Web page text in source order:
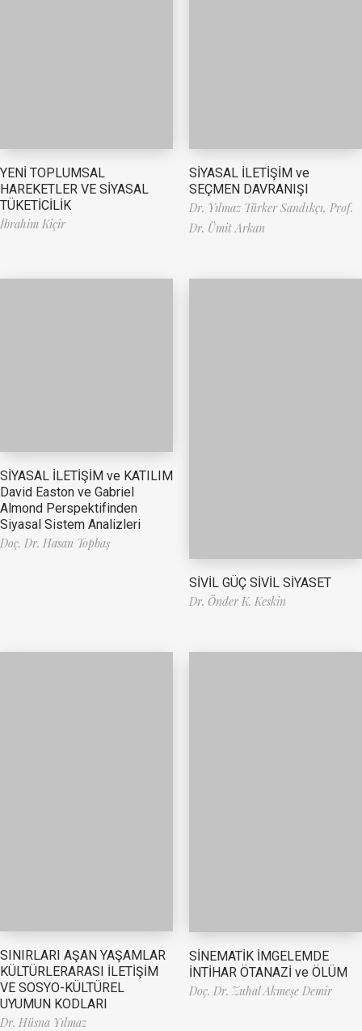
YENİ TOPLUMSAL
HAREKETLER VE SİYASAL
TÜKETİCİLİK
İbrahim Kiçir
SİYASAL İLETİŞİM ve
SEÇMEN DAVRANIŞI
Dr. Yılmaz Türker Sandıkçı, Prof.
Dr. Ümit Arkan
SİYASAL İLETİŞİM ve KATILIM
David Easton ve Gabriel
Almond Perspektifinden
Siyasal Sistem Analizleri
Doç. Dr. Hasan Topbaş
SİVİL GÜÇ SİVİL SİYASET
Dr. Önder K. Keskin
SINIRLARI AŞAN YAŞAMLAR
KÜLTÜRLERARASI İLETİŞİM
VE SOSYO-KÜLTÜREL
UYUMUN KODLARI
Dr. Hüsna Yılmaz
SİNEMATİK İMGELEMDE
İNTİHAR ÖTANAZİ ve ÖLÜM
Doç. Dr. Zuhal Akmeşe Demir